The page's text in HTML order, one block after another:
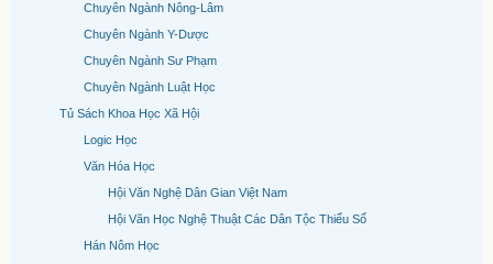
Chuyên Ngành Nông-Lâm
Chuyên Ngành Y-Dược
Chuyên Ngành Sư Phạm
Chuyên Ngành Luật Học
Tủ Sách Khoa Học Xã Hội
Logic Học
Văn Hóa Học
Hội Văn Nghệ Dân Gian Việt Nam
Hội Văn Học Nghệ Thuật Các Dân Tộc Thiểu Số
Hán Nôm Học